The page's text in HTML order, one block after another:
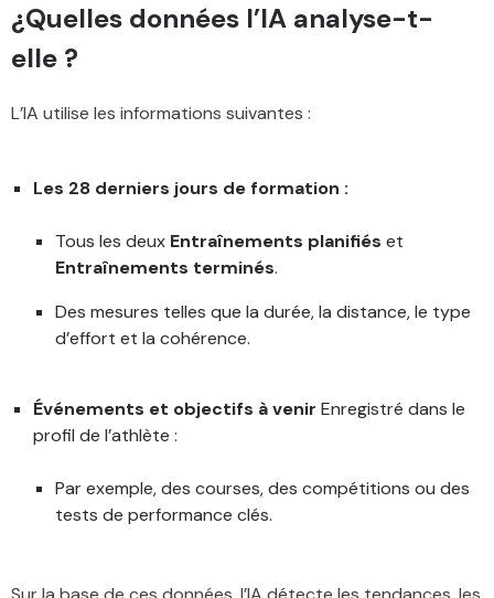
¿Quelles données l’IA analyse-t-
elle ?
L’IA utilise les informations suivantes :
Les 28 derniers jours de formation :
Tous les deux Entraînements planifiés et
Entraînements terminés.
Des mesures telles que la durée, la distance, le type
d’effort et la cohérence.
Événements et objectifs à venir Enregistré dans le
profil de l’athlète :
Par exemple, des courses, des compétitions ou des
tests de performance clés.